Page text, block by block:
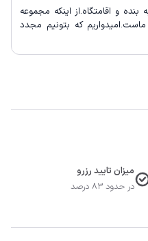
و اقامتگاه.از اینکه مجموعه
که بتونیم مجدد
میزان تایید رزرو
در حدود 83 درصد